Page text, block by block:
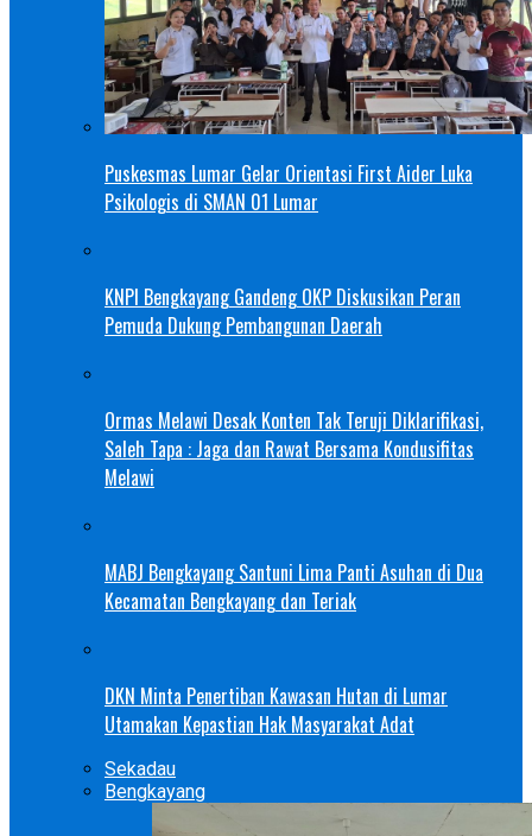
Puskesmas Lumar Gelar Orientasi First Aider Luka
Psikologis di SMAN 01 Lumar
KNPI Bengkayang Gandeng OKP Diskusikan Peran
Pemuda Dukung Pembangunan Daerah
Ormas Melawi Desak Konten Tak Teruji Diklarifikasi,
Saleh Tapa : Jaga dan Rawat Bersama Kondusifitas
Melawi
MABJ Bengkayang Santuni Lima Panti Asuhan di Dua
Kecamatan Bengkayang dan Teriak
DKN Minta Penertiban Kawasan Hutan di Lumar
Utamakan Kepastian Hak Masyarakat Adat
Sekadau
Bengkayang